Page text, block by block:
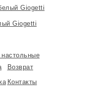
Giogetti
Возврат
Контакты